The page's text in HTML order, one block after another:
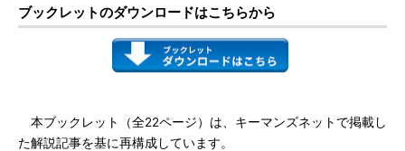
ブックレットのダウンロードはこちらから
本ブックレット（全22ページ）は、キーマンズネットで掲載し
た解説記事を基に再構成しています。